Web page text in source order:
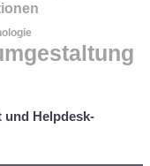
und Helpdesk-